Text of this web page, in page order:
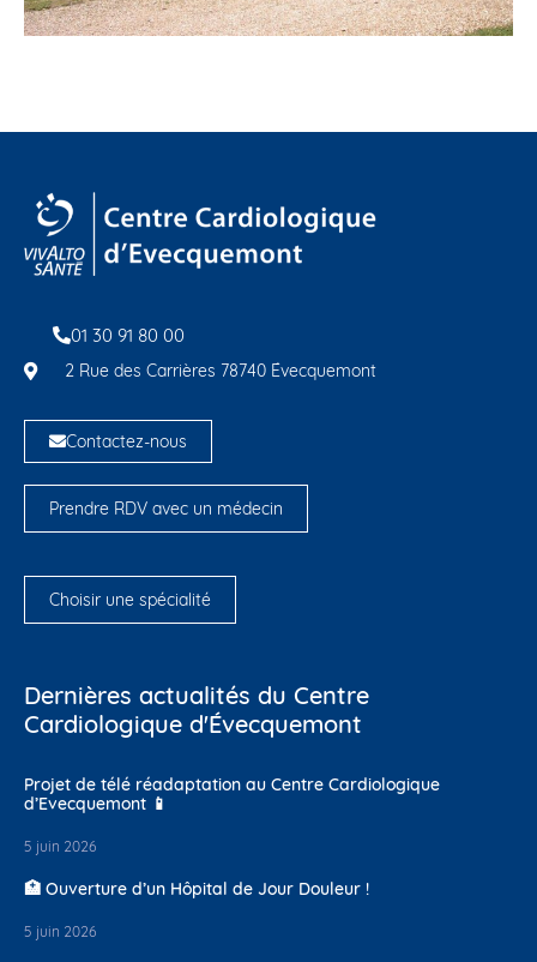
01 30 91 80 00
2 Rue des Carrières 78740 Évecquemont
Contactez-nous
Prendre RDV avec un médecin
Choisir une spécialité
Dernières actualités du Centre
Cardiologique d'Évecquemont
Projet de télé réadaptation au Centre Cardiologique
d’Evecquemont 📱
5 juin 2026
🏥 Ouverture d’un Hôpital de Jour Douleur !
5 juin 2026